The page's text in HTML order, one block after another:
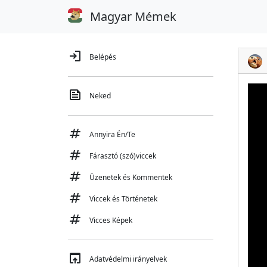
Magyar Mémek
login Belépés
feed Neked
tag Annyira Én/Te
tag Fárasztó (szó)viccek
tag Üzenetek és Kommentek
tag Viccek és Történetek
tag Vicces Képek
open_in_browser Adatvédelmi irányelvek